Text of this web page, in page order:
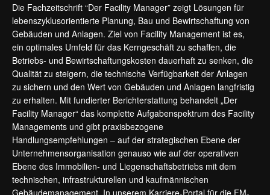
Die Fachzeitschrift “Der Facility Manager” zeigt Lösungen für
lebenszyklusorientierte Planung, Bau und Bewirtschaftung von
Gebäuden und Anlagen. Ziel von Facility Management ist es,
ein optimales Umfeld für das Kerngeschäft zu schaffen, die
Betriebs- und Bewirtschaftungskosten dauerhaft zu senken, die
Qualität zu steigern, die technische Verfügbarkeit der Anlagen
zu sichern und den Wert von Gebäuden und Anlagen langfristig
zu erhalten. Mit fundierter Berichterstattung behandelt „Der
Facility Manager“ das komplette Aufgabenspektrum des Facility
Managements und gibt praxisbezogene
Handlungsempfehlungen – auf der strategischen Ebene der
Unternehmensorganisation genauso wie auf der operativen
Ebene des Immobilien- und Liegenschaftsbetriebs mit dem
technischen, infrastrukturellen und kaufmännischen
Gebäudemanagement. In unserem Karriere-Portal für die FM-